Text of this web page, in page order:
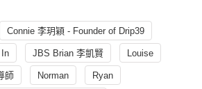
Connie 李玥穎 - Founder of Drip39
In JBS Brian 李凱賢 Louise
師 Norman Ryan